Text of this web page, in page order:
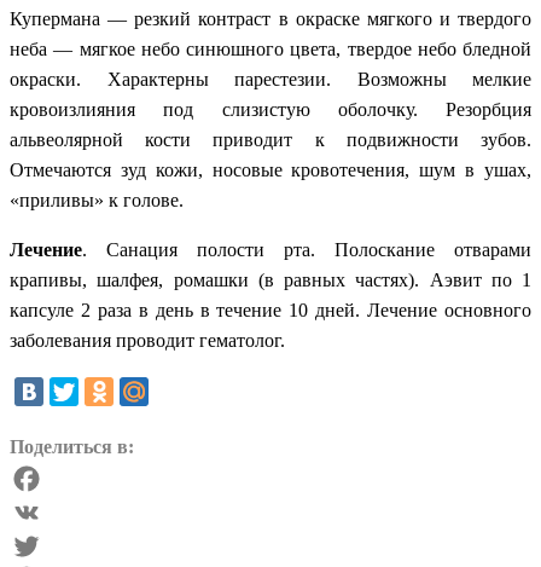
Купермана — резкий контраст в окраске мягкого и твердого
неба — мягкое небо синюшного цвета, твердое небо бледной
окраски. Характерны парестезии. Возможны мелкие
кровоизлияния под слизистую оболочку. Резорбция
альвеолярной кости приводит к подвижности зубов.
Отмечаются зуд кожи, носовые кровотечения, шум в ушах,
«приливы» к голове.
Лечение. Санация полости рта. Полоскание отварами
крапивы, шалфея, ромашки (в равных частях). Аэвит по 1
капсуле 2 раза в день в течение 10 дней. Лечение основного
заболевания проводит гематолог.
Поделиться в:
Facebook
VK